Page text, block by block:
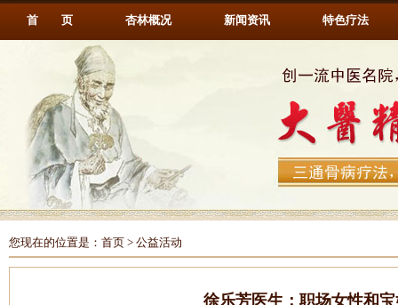
首 页 杏林概况 新闻资讯 特色疗法
您现在的位置是： 首页 > 公益活动
徐乐芳医生：职场女性和